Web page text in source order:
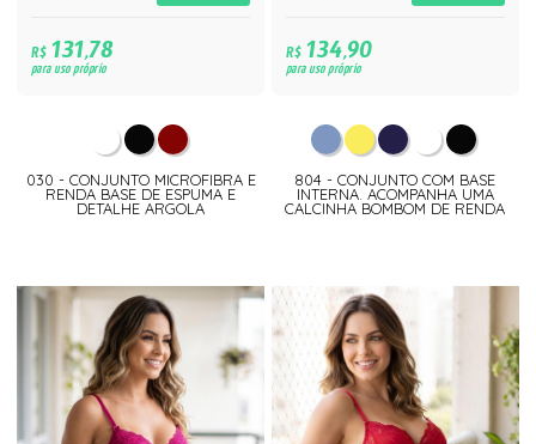
R$131,78
para uso próprio
030 - CONJUNTO MICROFIBRA E
RENDA BASE DE ESPUMA E
DETALHE ARGOLA
R$134,90
para uso próprio
804 - CONJUNTO COM BASE
INTERNA. ACOMPANHA UMA
CALCINHA BOMBOM DE RENDA